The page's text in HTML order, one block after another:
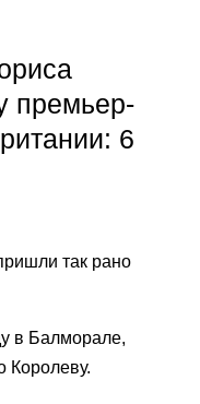
премьер-
6
так рано
в Балморале,
Королеву.